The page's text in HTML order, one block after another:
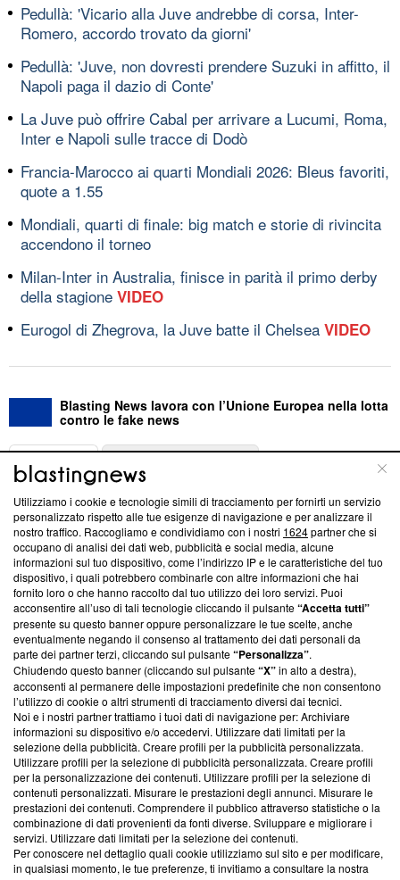
Pedullà: 'Vicario alla Juve andrebbe di corsa, Inter-
Romero, accordo trovato da giorni'
Pedullà: 'Juve, non dovresti prendere Suzuki in affitto, il
Napoli paga il dazio di Conte'
La Juve può offrire Cabal per arrivare a Lucumi, Roma,
Inter e Napoli sulle tracce di Dodò
Francia-Marocco ai quarti Mondiali 2026: Bleus favoriti,
quote a 1.55
Mondiali, quarti di finale: big match e storie di rivincita
accendono il torneo
Milan-Inter in Australia, finisce in parità il primo derby
della stagione VIDEO
Eurogol di Zhegrova, la Juve batte il Chelsea VIDEO
Blasting News lavora con l’Unione Europea nella lotta
contro le fake news
ABOUT
Questa sezione offre informazioni trasparenti su Blasting
News, sui nostri processi editoriali e su come ci impegniamo a
creare news di qualità. Inoltre, afferma la nostra aderenza a
‘Trust Project - News with Integrity’Blasting News non è
ancora membro del programma, ma ha richiesto di farne
parte; Trust Project non ha ancora effettuato una verifica di
conformità agli standard.
Su di noi
Team editoriale
Corporate
Redazione
Informativa Privacy
Cookie Policy
Blasting SA, IDI CHE-247.845.224, Via Carlo Frasca, 3 - 6900
Lugano (Svizzera) Tel:+39 0690258937
Utilizziamo i cookie e tecnologie simili di tracciamento per fornirti un servizio
personalizzato rispetto alle tue esigenze di navigazione e per analizzare il
nostro traffico. Raccogliamo e condividiamo con i nostri 1624partner che si
occupano di analisi dei dati web, pubblicità e social media, alcune
informazioni sul tuo dispositivo, come l’indirizzo IP e le caratteristiche del tuo
dispositivo, i quali potrebbero combinarle con altre informazioni che hai
fornito loro o che hanno raccolto dal tuo utilizzo dei loro servizi. Puoi
acconsentire all’uso di tali tecnologie cliccando il pulsante“Accetta tutti”
presente su questo banner oppure personalizzare le tue scelte, anche
eventualmente negando il consenso al trattamento dei dati personali da
parte dei partner terzi, cliccando sul pulsante“Personalizza”.
Chiudendo questo banner (cliccando sul pulsante“X”in alto a destra),
acconsenti al permanere delle impostazioni predefinite che non consentono
l’utilizzo di cookie o altri strumenti di tracciamento diversi dai tecnici.
Noi e i nostri partner trattiamo i tuoi dati di navigazione per: Archiviare
informazioni su dispositivo e/o accedervi. Utilizzare dati limitati per la
selezione della pubblicità. Creare profili per la pubblicità personalizzata.
Utilizzare profili per la selezione di pubblicità personalizzata. Creare profili
per la personalizzazione dei contenuti. Utilizzare profili per la selezione di
contenuti personalizzati. Misurare le prestazioni degli annunci. Misurare le
prestazioni dei contenuti. Comprendere il pubblico attraverso statistiche o la
combinazione di dati provenienti da fonti diverse. Sviluppare e migliorare i
servizi. Utilizzare dati limitati per la selezione dei contenuti.
Per conoscere nel dettaglio quali cookie utilizziamo sul sito e per modificare,
in qualsiasi momento, le tue preferenze, ti invitiamo a consultare la nostra